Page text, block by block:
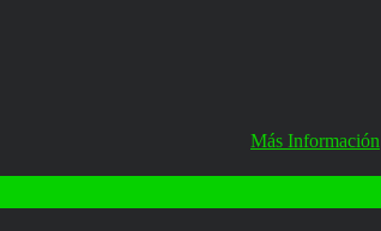
Más Información